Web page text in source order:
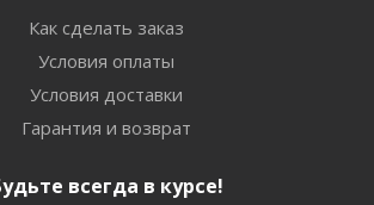
Как сделать заказ
Условия оплаты
Условия доставки
Гарантия и возврат
всегда в курсе!